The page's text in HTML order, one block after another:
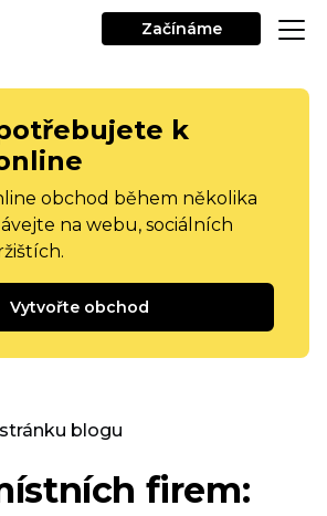
Začínáme
k
obchod během několika
na webu, sociálních
Vytvořte obchod
blogu
firem: